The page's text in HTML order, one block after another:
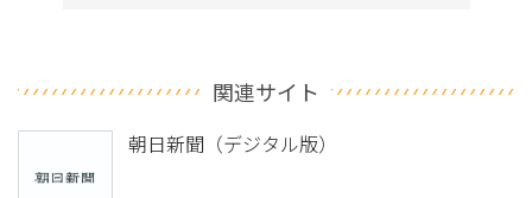
関連サイト
朝日新聞（デジタル版）